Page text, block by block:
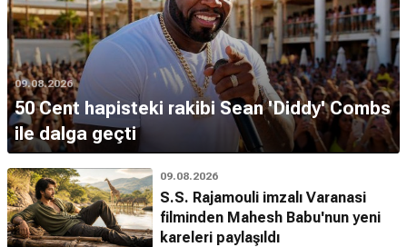
09.08.2026
50 Cent hapisteki rakibi Sean 'Diddy' Combs
ile dalga geçti
09.08.2026
S.S. Rajamouli imzalı Varanasi
filminden Mahesh Babu'nun yeni
kareleri paylaşıldı